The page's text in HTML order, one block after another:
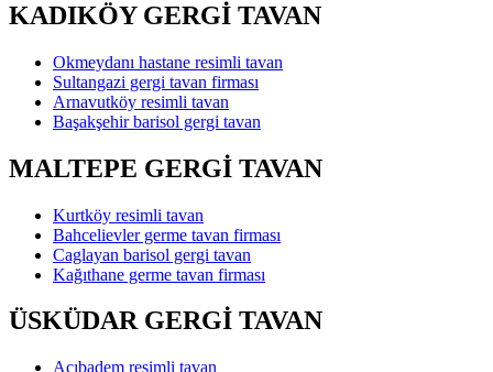
KADIKÖY GERGİ TAVAN
Okmeydanı hastane resimli tavan
Sultangazi gergi tavan firması
Arnavutköy resimli tavan
Başakşehir barisol gergi tavan
MALTEPE GERGİ TAVAN
Kurtköy resimli tavan
Bahcelievler germe tavan firması
Caglayan barisol gergi tavan
Kağıthane germe tavan firması
ÜSKÜDAR GERGİ TAVAN
Acıbadem resimli tavan